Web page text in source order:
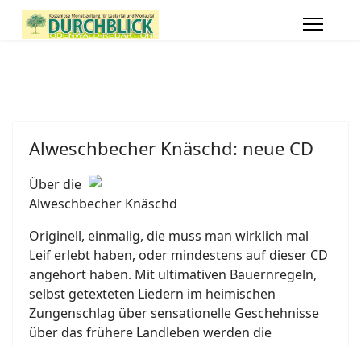
Alweschbecher Knäschd: neue CD
Über die
Alweschbecher Knäschd
Originell, einmalig, die muss man wirklich mal
Leif erlebt haben, oder mindestens auf dieser CD
angehört haben. Mit ultimativen Bauernregeln,
selbst getexteten Liedern im heimischen
Zungenschlag über sensationelle Geschehnisse
über das frühere Landleben werden die